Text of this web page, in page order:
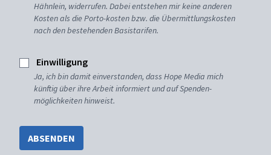
Hähnlein, widerrufen. Dabei entstehen mir keine anderen
Kosten als die Porto-kosten bzw. die Übermittlungskosten
nach den bestehenden Basistarifen.
Einwilligung
Ja, ich bin damit einverstanden, dass Hope Media mich
künftig über ihre Arbeit informiert und auf Spenden-
möglichkeiten hinweist.
ABSENDEN